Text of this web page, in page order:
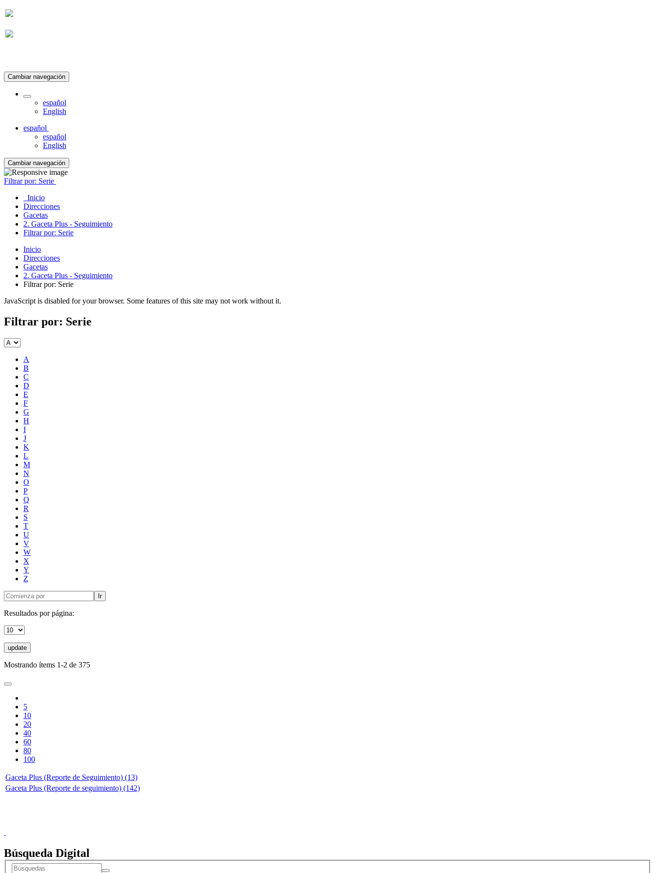
Cambiar navegación
español
English
español
español
English
Cambiar navegación
Filtrar por: Serie
Inicio
Direcciones
Gacetas
2. Gaceta Plus - Seguimiento
Filtrar por: Serie
Inicio
Direcciones
Gacetas
2. Gaceta Plus - Seguimiento
Filtrar por: Serie
JavaScript is disabled for your browser. Some features of this site may not work without it.
Filtrar por: Serie
A
B
C
D
E
F
G
H
I
J
K
L
M
N
O
P
Q
R
S
T
U
V
W
X
Y
Z
Ir
Resultados por página:
update
Mostrando ítems 1-2 de 375
5
10
20
40
60
80
100
Gaceta Plus (Reporte de Seguimiento) (13)
Gaceta Plus (Reporte de seguimiento) (142)
Búsqueda Digital